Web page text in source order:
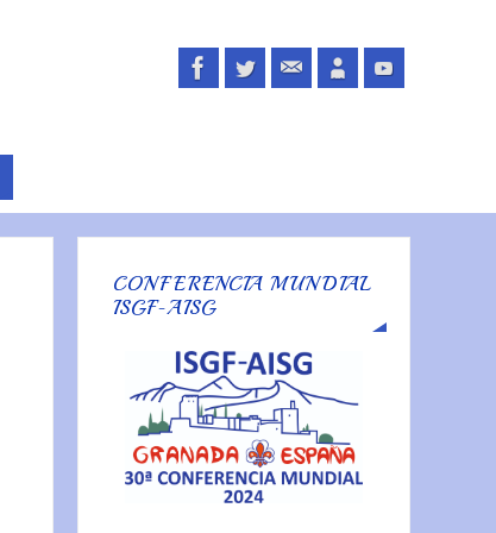
CONFERENCIA MUNDIAL
ISGF-AISG